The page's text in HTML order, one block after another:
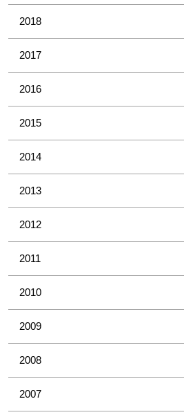
2018
2017
2016
2015
2014
2013
2012
2011
2010
2009
2008
2007